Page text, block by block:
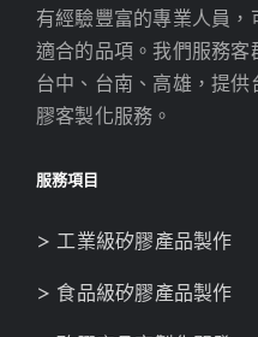
有經驗豐富的專業人員
適合的品項。我們服務客
台中、台南、高雄，提
膠客製化服務。
服務項目
> 工業級矽膠產品製作
> 食品級矽膠產品製作